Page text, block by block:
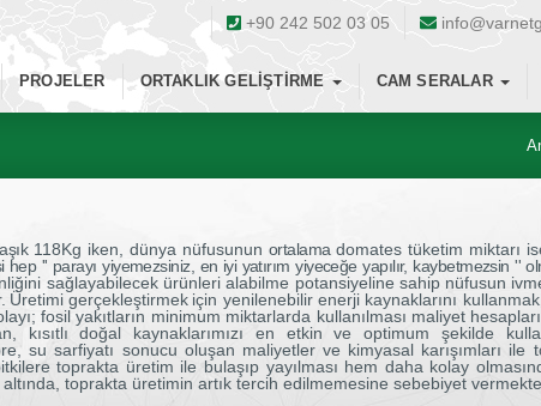
+90 242 502 03 05
PROJELER ORTAKLIK GELIŞTIRME CAM SERALAR
118Kg iken, dünya nüfusunun ortalamadomates tüketim miktarı
'' parayı yiyemezsiniz, en iyi yatırım yiyeceğe yapılır, kaybetmezsin ''
sağlayabilecek ürünleri alabilme potansiyeline sahip nüfusun
Üretimi gerçekleştirmek için yenilenebilir enerji kaynaklarını
fosil yakıtların minimum miktarlarda kullanılması maliyet
kısıtlı doğal kaynaklarımızı en etkin ve optimum şekilde
sarfiyatı sonucu oluşan maliyetler ve kimyasal karışımları ile
toprakta üretim ile bulaşıp yayılması hem daha kolay
toprakta üretimin artık tercih edilmemesine sebebiyet